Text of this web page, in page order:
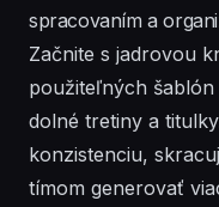
spracovaním a
Začnite s jadrovou
použiteľných
dolné tretiny a
konzistenciu,
tímom generovať